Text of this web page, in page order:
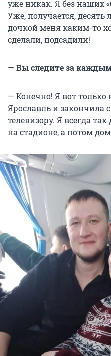
уже никак. Я без наших
Уже, получается, десять
дочкой меня каким-то
сделали, подсадили!
— Вы следите за
— Конечно! Я вот только
Ярославль и закончила
телевизору. Я всегда
на стадионе, а потом